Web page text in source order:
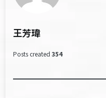
王芳瑋
Posts created 354